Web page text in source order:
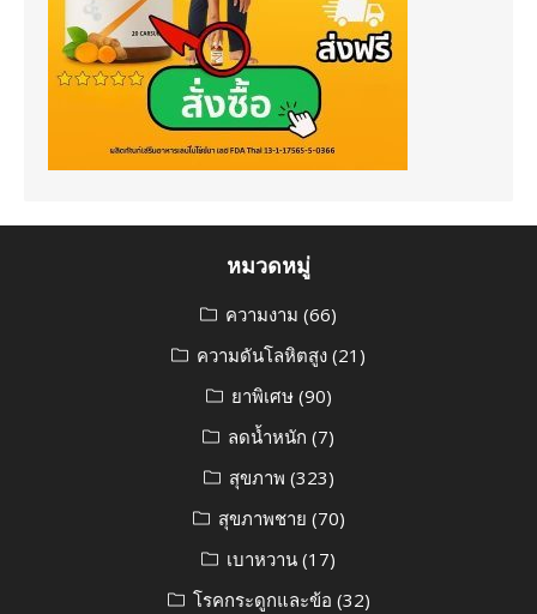
หมวดหมู่
ความงาม (66)
ความดันโลหิตสูง (21)
ยาพิเศษ(90)
ลดน้ำหนัก (7)
สุขภาพ (323)
สุขภาพชาย (70)
เบาหวาน (17)
โรคกระดูกและข้อ (32)